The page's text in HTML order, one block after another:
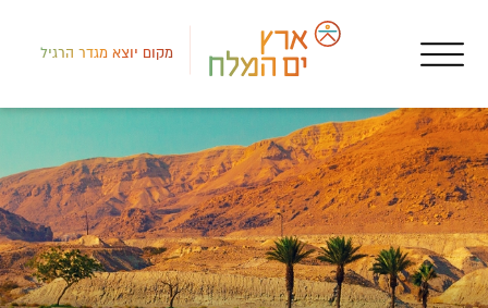
מקום יוצא מגדר הרגיל